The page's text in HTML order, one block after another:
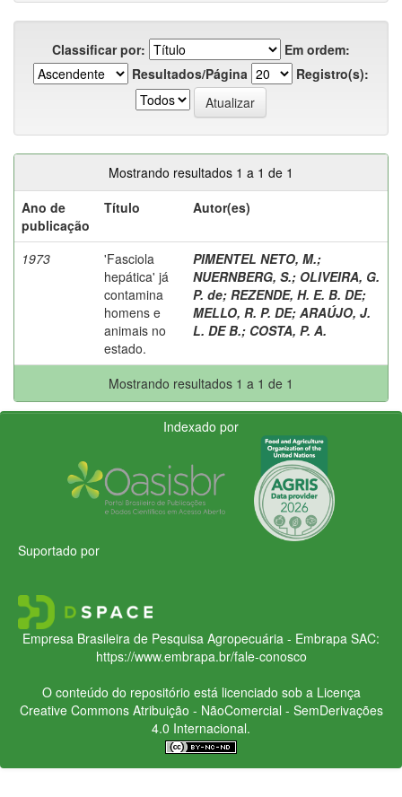
Classificar por:
Em ordem:
Resultados/Página
Registro(s):
Mostrando resultados 1 a 1 de 1
Ano de
publicação
Título Autor(es)
1973
'Fasciola
hepática' já
contamina
homens e
animais no
estado.
PIMENTEL NETO, M.;
NUERNBERG, S.; OLIVEIRA, G.
P. de; REZENDE, H. E. B. DE;
MELLO, R. P. DE; ARAÚJO, J.
L. DE B.; COSTA, P. A.
Mostrando resultados 1 a 1 de 1
Indexado por
Suportado por
Empresa Brasileira de Pesquisa Agropecuária - Embrapa SAC:
https://www.embrapa.br/fale-conosco
O conteúdo do repositório está licenciado sob a Licença
Creative CommonsAtribuição - NãoComercial - SemDerivações
4.0 Internacional.